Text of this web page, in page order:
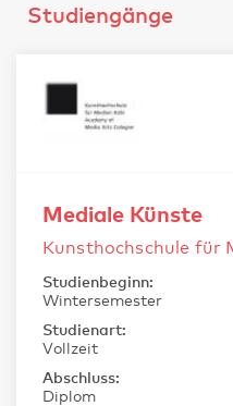
Studiengänge
Mediale Künste
Kunsthochschule für
Studienbeginn:
Wintersemester
Studienart:
Vollzeit
Abschluss:
Diplom